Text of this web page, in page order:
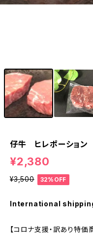
仔牛 ヒレポーショ
¥2,380
¥3,500 32%OFF
International
【コロナ支援・訳あり特価